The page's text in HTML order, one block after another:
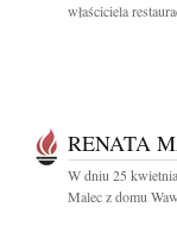
właściciela
RENATA
W dniu 25 kwietnia
Malec z domu